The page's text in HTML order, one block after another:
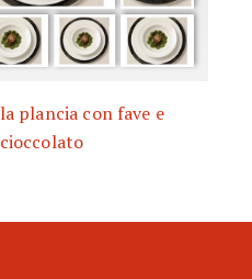
plancia con fave e
cioccolato